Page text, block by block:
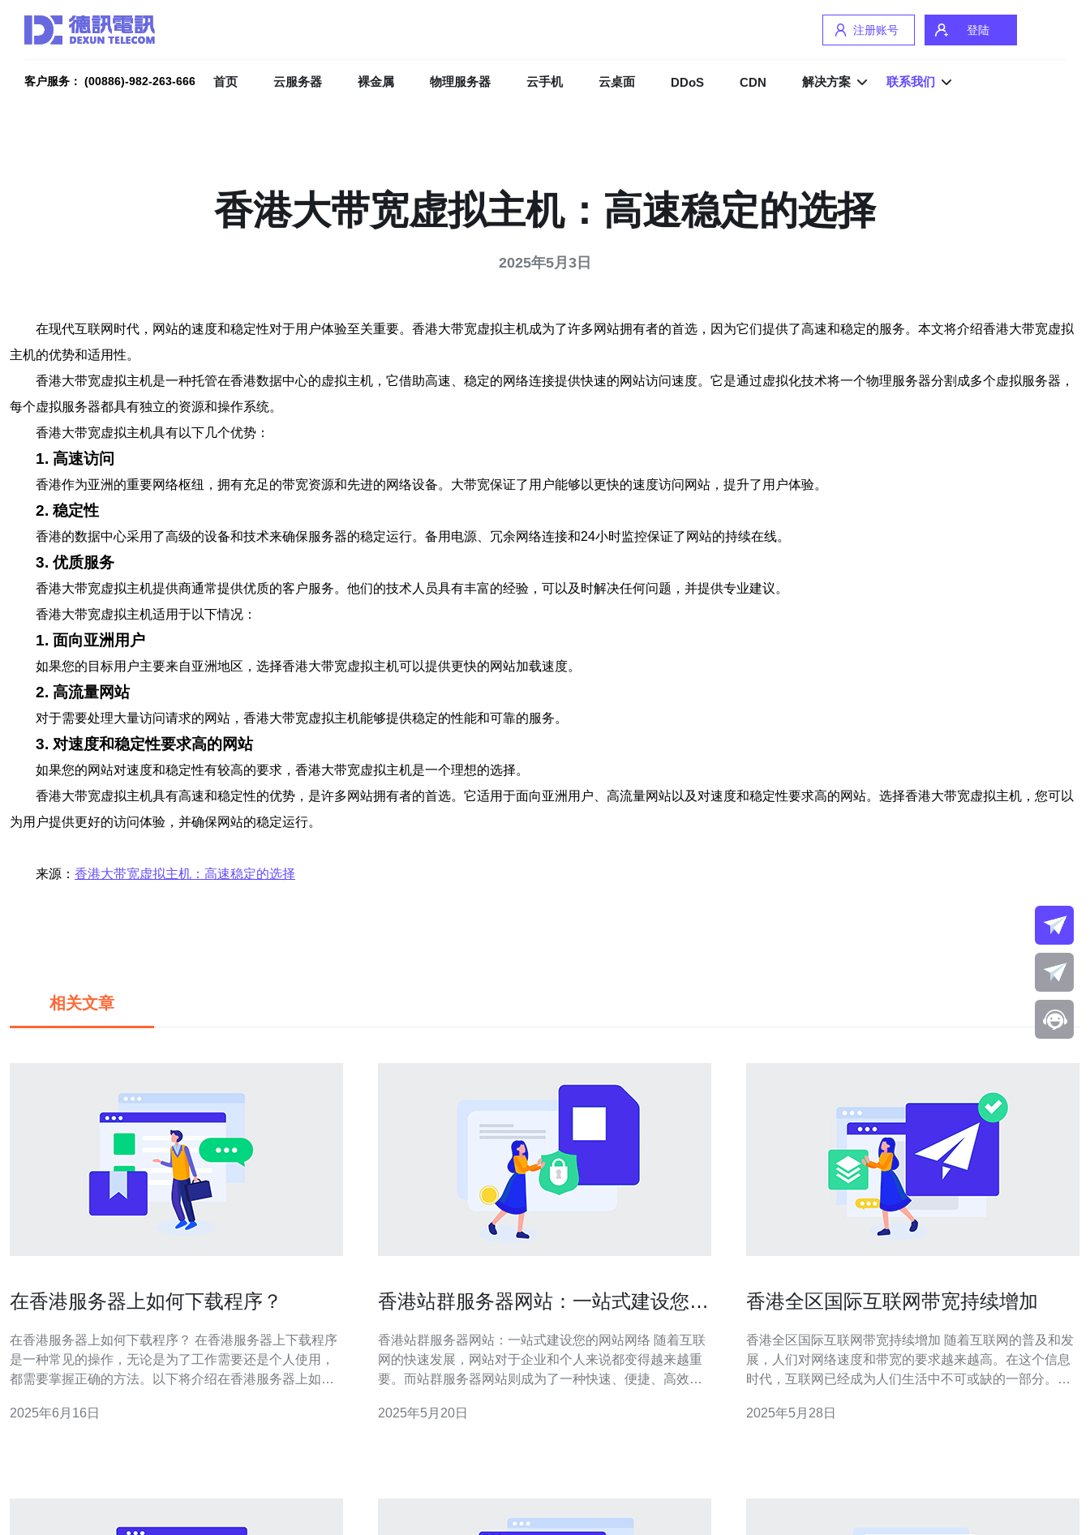
注册账号 登陆
客户服务： (00886)-982-263-666 首页 云服务器 裸金属 物理服务器 云手机 云桌面 DDoS CDN 解决方案 联系我们
香港大带宽虚拟主机：高速稳定的选择
2025年5月3日
在现代互联网时代，网站的速度和稳定性对于用户体验至关重要。香港大带宽虚拟主机成为了许多网站拥有者的首选，因为它们提供了高速和稳定的服务。本文将介绍香港大带宽虚拟
主机的优势和适用性。
香港大带宽虚拟主机是一种托管在香港数据中心的虚拟主机，它借助高速、稳定的网络连接提供快速的网站访问速度。它是通过虚拟化技术将一个物理服务器分割成多个虚拟服务器，
每个虚拟服务器都具有独立的资源和操作系统。
香港大带宽虚拟主机具有以下几个优势：
1. 高速访问
香港作为亚洲的重要网络枢纽，拥有充足的带宽资源和先进的网络设备。大带宽保证了用户能够以更快的速度访问网站，提升了用户体验。
2. 稳定性
香港的数据中心采用了高级的设备和技术来确保服务器的稳定运行。备用电源、冗余网络连接和24小时监控保证了网站的持续在线。
3. 优质服务
香港大带宽虚拟主机提供商通常提供优质的客户服务。他们的技术人员具有丰富的经验，可以及时解决任何问题，并提供专业建议。
香港大带宽虚拟主机适用于以下情况：
1. 面向亚洲用户
如果您的目标用户主要来自亚洲地区，选择香港大带宽虚拟主机可以提供更快的网站加载速度。
2. 高流量网站
对于需要处理大量访问请求的网站，香港大带宽虚拟主机能够提供稳定的性能和可靠的服务。
3. 对速度和稳定性要求高的网站
如果您的网站对速度和稳定性有较高的要求，香港大带宽虚拟主机是一个理想的选择。
香港大带宽虚拟主机具有高速和稳定性的优势，是许多网站拥有者的首选。它适用于面向亚洲用户、高流量网站以及对速度和稳定性要求高的网站。选择香港大带宽虚拟主机，您可以
为用户提供更好的访问体验，并确保网站的稳定运行。
来源： 香港大带宽虚拟主机：高速稳定的选择
相关文章
在香港服务器上如何下载程序？
在香港服务器上如何下载程序？ 在香港服务器上下载程序
是一种常见的操作，无论是为了工作需要还是个人使用，
都需要掌握正确的方法。以下将介绍在香港服务器上如何
适的下载工具。常见的下载工具有迅雷、IDM等，可以根
2025年6月16日
香港站群服务器网站：一站式建设您的
香港站群服务器网站：一站式建设您的网站网络 随着互联
网的快速发展，网站对于企业和个人来说都变得越来越重
要。而站群服务器网站则成为了一种快速、便捷、高效的
您轻松建设您的网站网络。 香港站群服务器网站是一种集
2025年5月20日
香港全区国际互联网带宽持续增加
香港全区国际互联网带宽持续增加 随着互联网的普及和发
展，人们对网络速度和带宽的要求越来越高。在这个信息
时代，互联网已经成为人们生活中不可或缺的一部分。随
断增加。 近年来，香港的国际互联网带宽持续增长。根据
2025年5月28日